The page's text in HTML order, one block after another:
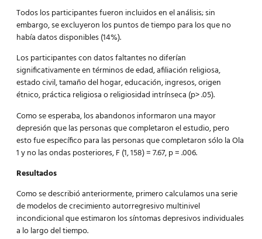
Todos los participantes fueron incluidos en el análisis; sin
embargo, se excluyeron los puntos de tiempo para los que no
había datos disponibles (14%).
Los participantes con datos faltantes no diferían
significativamente en términos de edad, afiliación religiosa,
estado civil, tamaño del hogar, educación, ingresos, origen
étnico, práctica religiosa o religiosidad intrínseca (p> .05).
Como se esperaba, los abandonos informaron una mayor
depresión que las personas que completaron el estudio, pero
esto fue específico para las personas que completaron sólo la Ola
1 y no las ondas posteriores, F (1, 158) = 7.67, p = .006.
Resultados
Como se describió anteriormente, primero calculamos una serie
de modelos de crecimiento autorregresivo multinivel
incondicional que estimaron los síntomas depresivos individuales
a lo largo del tiempo.